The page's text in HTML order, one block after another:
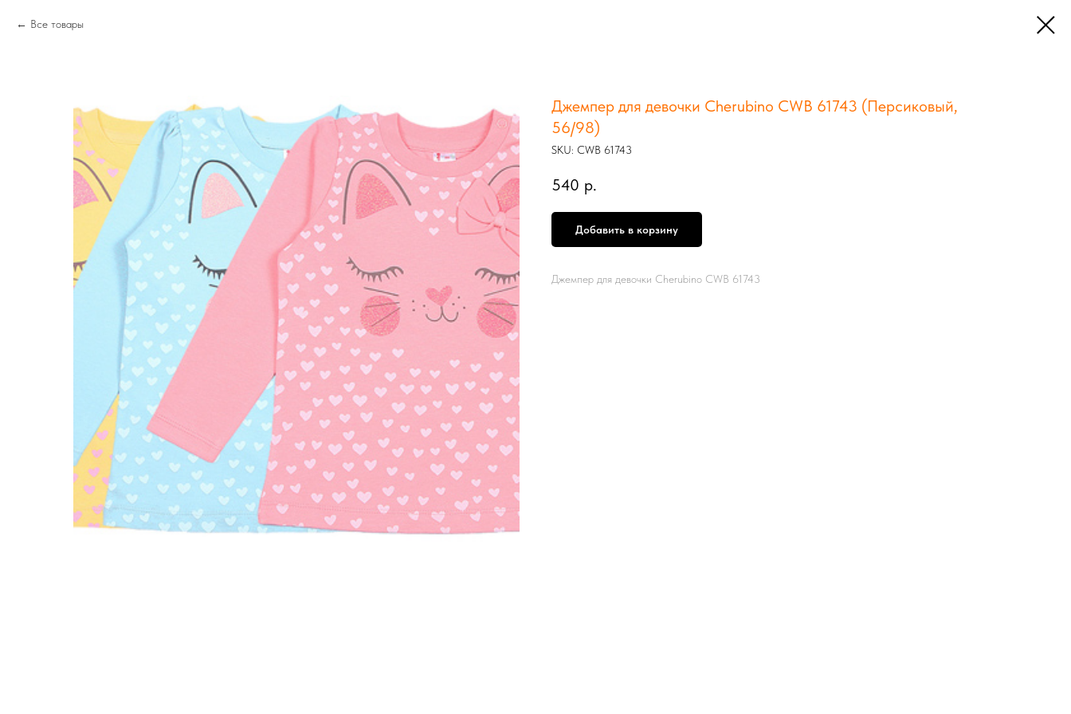
Все товары
Джемпер для девочки Cherubino CWB 61743 (Персиковый,
56/98)
SKU: CWB 61743
540 р.
Добавить в корзину
Джемпер для девочки Cherubino CWB 61743